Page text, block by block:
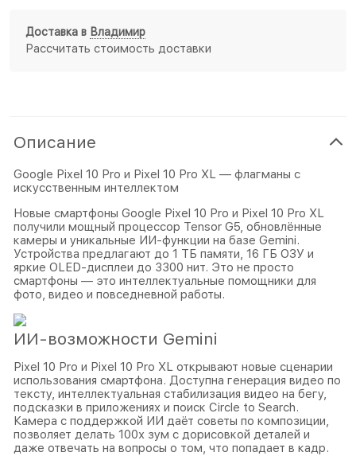
Доставка в Владимир
Рассчитать стоимость доставки
Описание
Google Pixel 10 Pro и Pixel 10 Pro XL — флагманы с
искусственным интеллектом
Новые смартфоны Google Pixel 10 Pro и Pixel 10 Pro XL
получили мощный процессор Tensor G5, обновлённые
камеры и уникальные ИИ-функции на базе Gemini.
Устройства предлагают до 1 ТБ памяти, 16 ГБ ОЗУ и
яркие OLED-дисплеи до 3300 нит. Это не просто
смартфоны — это интеллектуальные помощники для
фото, видео и повседневной работы.
ИИ-возможности Gemini
Pixel 10 Pro и Pixel 10 Pro XL открывают новые сценарии
использования смартфона. Доступна генерация видео по
тексту, интеллектуальная стабилизация видео на бегу,
подсказки в приложениях и поиск Circle to Search.
Камера с поддержкой ИИ даёт советы по композиции,
позволяет делать 100х зум с дорисовкой деталей и
даже отвечать на вопросы о том, что попадает в кадр.